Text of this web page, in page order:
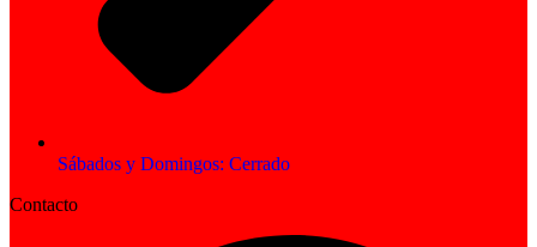
Sábados y Domingos: Cerrado
Contacto